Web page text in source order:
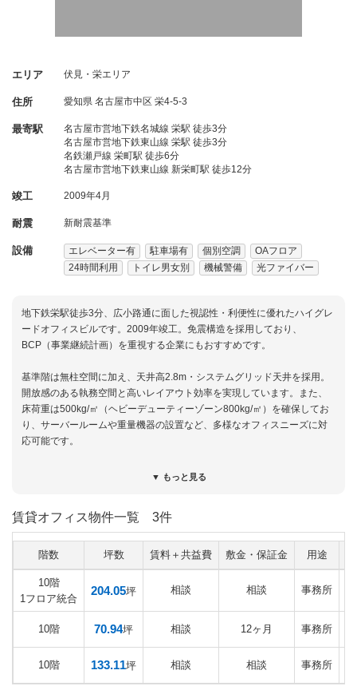
エリア 伏見・栄エリア
住所 愛知県 名古屋市中区 栄4-5-3
最寄駅
名古屋市営地下鉄名城線 栄駅 徒歩3分
名古屋市営地下鉄東山線 栄駅 徒歩3分
名鉄瀬戸線 栄町駅 徒歩6分
名古屋市営地下鉄東山線 新栄町駅 徒歩12分
竣工 2009年4月
耐震 新耐震基準
設備 エレベーター有 駐車場有 個別空調
OAフロア
24時間利用
トイレ男女別 機械警備 光ファイバー
地下鉄栄駅徒歩3分、広小路通に面した視認性・利便性に優れたハイグレ
ードオフィスビルです。2009年竣工。免震構造を採用しており、
BCP（事業継続計画）を重視する企業にもおすすめです。
基準階は無柱空間に加え、天井高2.8m・システムグリッド天井を採用。
開放感のある執務空間と高いレイアウト効率を実現しています。また、
床荷重は500kg/㎡（ヘビーデューティーゾーン800kg/㎡）を確保してお
り、サーバールームや重量機器の設置など、多様なオフィスニーズに対
応可能です。
上品でスタイリッシュな外観も印象的で、来客の多い企業や企業イメー
記事更新日：2026年7月21日
▼ もっと見る
賃貸オフィス物件一覧 3件
階数 坪数 賃料＋共益費 敷金・保証金 用途
10階
1フロア統合
204.05坪 相談 相談 事務所
10階 70.94坪 相談 12ヶ月 事務所
10階 133.11坪 相談 相談 事務所